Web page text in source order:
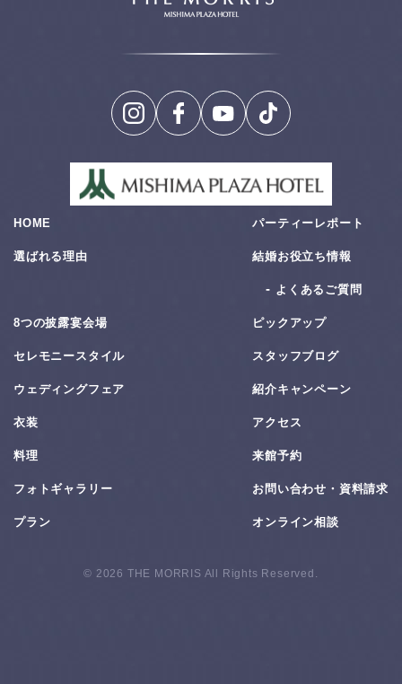
HOME
選ばれる理由
8つの披露宴会場
セレモニースタイル
ウェディングフェア
衣装
料理
フォトギャラリー
プラン
パーティーレポート
結婚お役⽴ち情報
よくあるご質問
ピックアップ
スタッフブログ
紹介キャンペーン
アクセス
来館予約
お問い合わせ・資料請求
オンライン相談
© 2026 THE MORRIS All Rights Reserved.